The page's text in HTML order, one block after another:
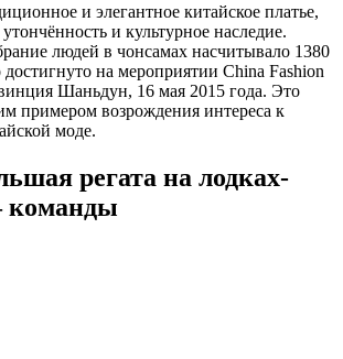
и элегантное китайское платье,
и культурное наследие.
людей в чонсамах насчитывало 1380
на мероприятии China Fashion
Шаньдун, 16 мая 2015 года. Это
примером возрождения интереса к
моде.
регата на лодках-
команды